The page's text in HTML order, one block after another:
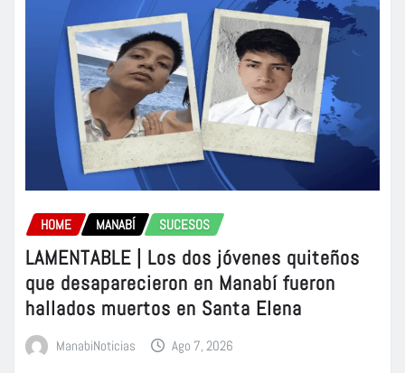
HOME MANABÍ SUCESOS
LAMENTABLE | Los dos jóvenes quiteños
que desaparecieron en Manabí fueron
hallados muertos en Santa Elena
ManabiNoticias Ago 7, 2026